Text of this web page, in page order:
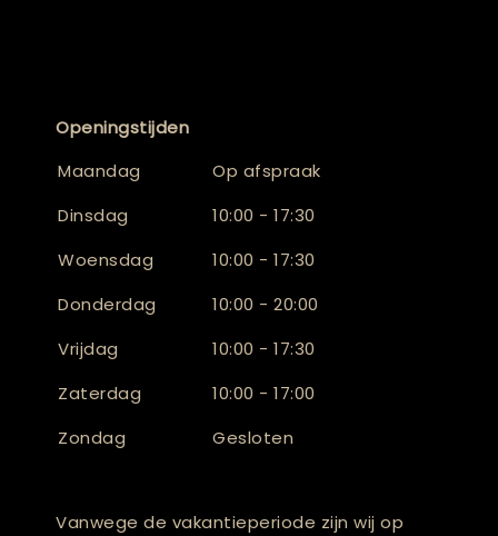
Openingstijden
Maandag
Op afspraak
Dinsdag
10:00 - 17:30
Woensdag
10:00 - 17:30
Donderdag
10:00 - 20:00
Vrijdag
10:00 - 17:30
Zaterdag
10:00 - 17:00
Zondag
Gesloten
Vanwege de vakantieperiode zijn wij op